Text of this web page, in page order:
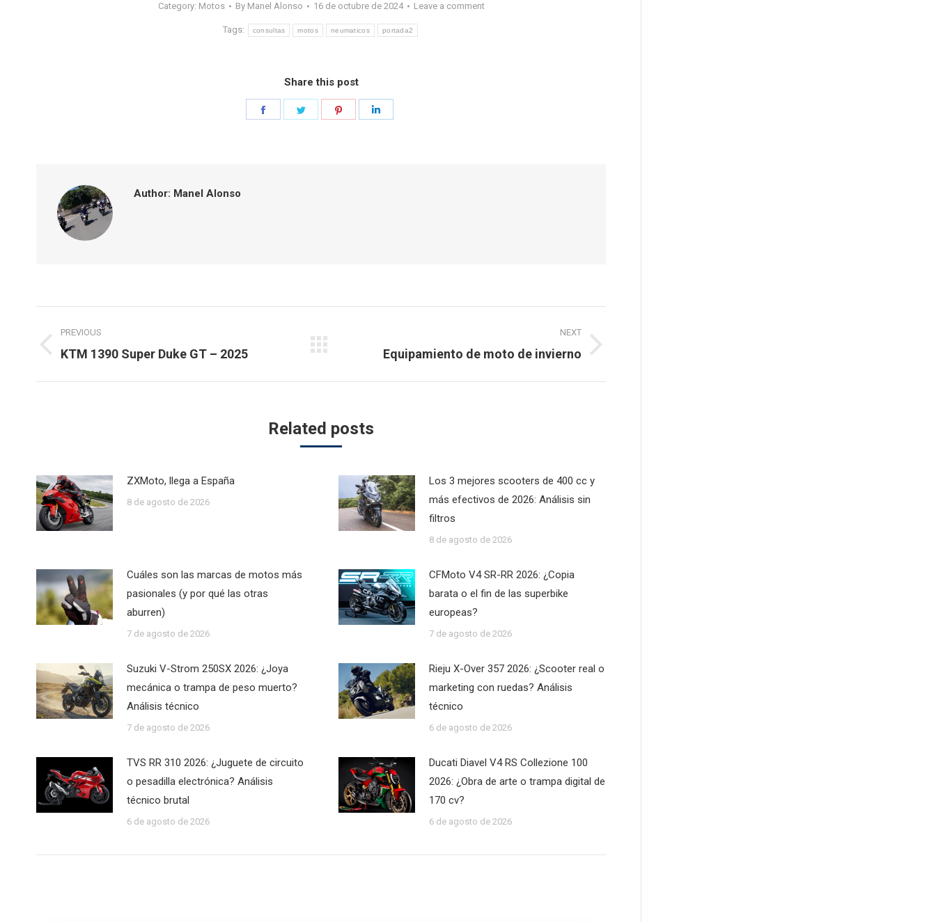
Category: Motos By Manel Alonso 16 de octubre de 2024 Leave a comment
Tags: consultas motos neumaticos portada2
Share this post
Share
Author: Manel Alonso
navigation
PREVIOUS
Previous
KTM 1390 Super Duke GT – 2025
NEXT
Equipamiento de moto de invierno
Related posts
ZXMoto, llega a España
8 de agosto de 2026
Los 3 mejores scooters de 400 cc y
más efectivos de 2026: Análisis sin
filtros
8 de agosto de 2026
Cuáles son las marcas de motos más
pasionales (y por qué las otras
aburren)
7 de agosto de 2026
CFMoto V4 SR-RR 2026: ¿Copia
barata o el fin de las superbike
europeas?
7 de agosto de 2026
Suzuki V-Strom 250SX 2026: ¿Joya
mecánica o trampa de peso muerto?
Análisis técnico
7 de agosto de 2026
Rieju X-Over 357 2026: ¿Scooter real o
marketing con ruedas? Análisis
técnico
6 de agosto de 2026
TVS RR 310 2026: ¿Juguete de circuito
o pesadilla electrónica? Análisis
técnico brutal
6 de agosto de 2026
Ducati Diavel V4 RS Collezione 100
2026: ¿Obra de arte o trampa digital de
170 cv?
6 de agosto de 2026